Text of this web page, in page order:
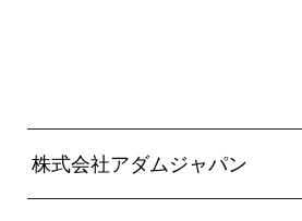
株式会社アダムジャパン